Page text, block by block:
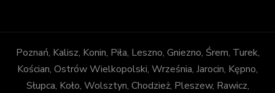
Poznań, Kalisz, Konin, Piła, Leszno, Gniezno, Śrem, Turek,
Kościan, Ostrów Wielkopolski, Września, Jarocin, Kępno,
Słupca, Koło, Wolsztyn, Chodzież, Pleszew, Rawicz,